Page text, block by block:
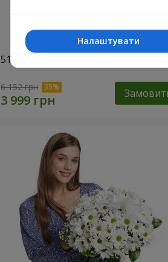
51 рожева троянда
6 152 грн
Налаштувати